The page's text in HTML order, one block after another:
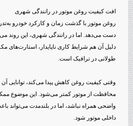
افت کیفیت روغن موتور در رانندگی شهری
روغن موتور با گذشت زمان و کارکرد خودرو
دست می‌دهد. اما در رانندگی شهری، این روند
دلیل آن هم شرایط کاری ناپایدار، استارت‌های
طولانی در ترافیک است.
وقتی کیفیت روغن کاهش پیدا می‌کند، توانایی آن
محافظت از موتور کمتر می‌شود. این موضوع
واضحی همراه نباشد، اما در بلندمدت می‌تواند
داخلی موتور شود.